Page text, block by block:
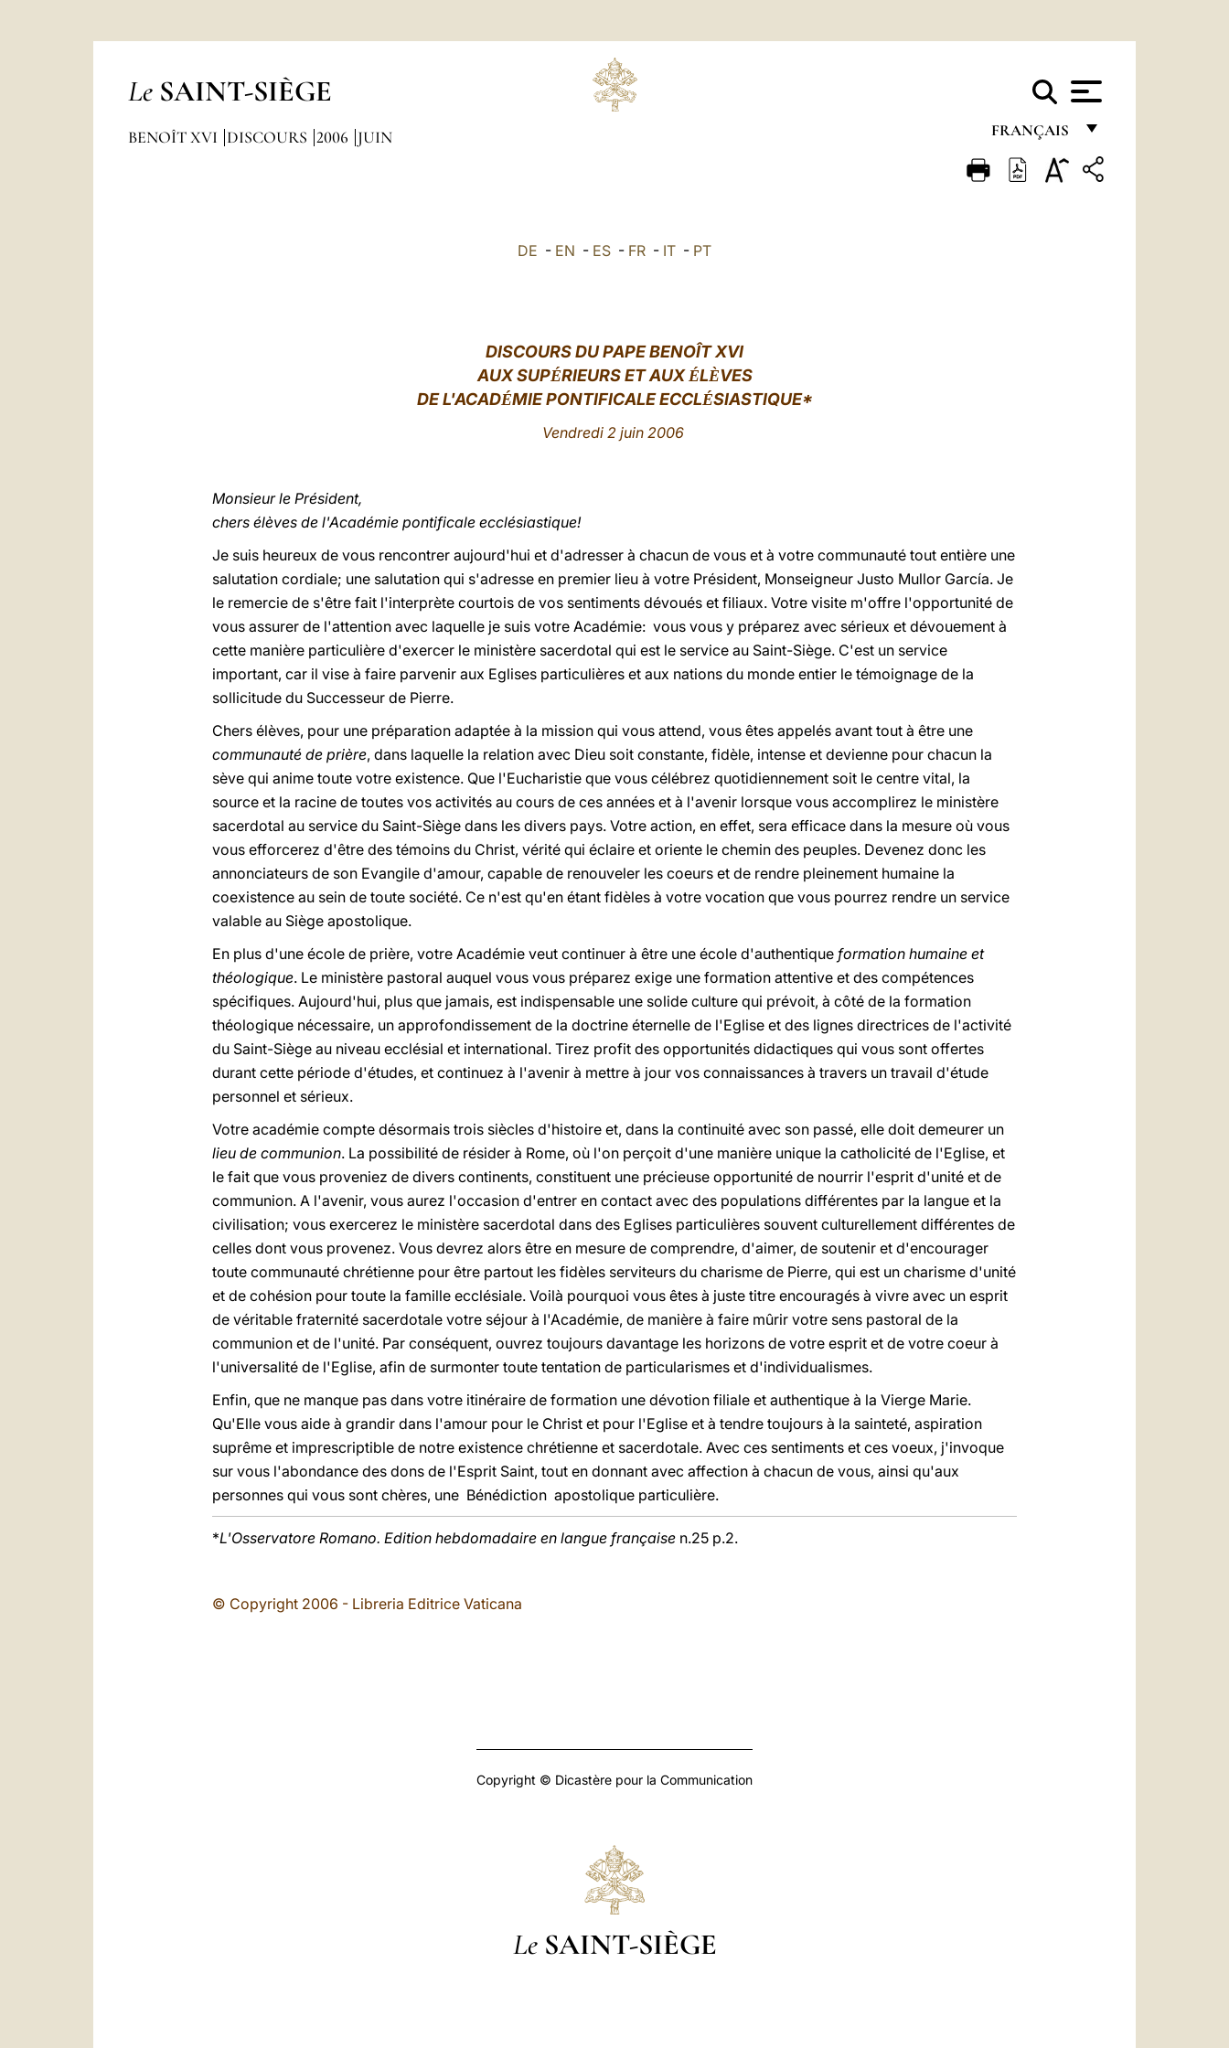
Le SAINT-SIÈGE
FRANÇAIS
FRANÇAIS
BENOÎT XVI DISCOURS 2006 JUIN
DE - EN - ES - FR - IT - PT
DISCOURS DU PAPE BENOÎT XVI
AUX SUPÉRIEURS ET AUXÉLÈVES
DE L'ACADÉMIE PONTIFICALE ECCLÉSIASTIQUE*
Vendredi 2 juin 2006
Monsieur le Président,
chers élèves de l'Académie pontificale ecclésiastique!
Je suis heureux de vous rencontrer aujourd'hui et d'adresser à chacun de vous et à votre communauté tout entière une
salutation cordiale; une salutation qui s'adresse en premier lieu à votre Président, Monseigneur Justo Mullor García. Je
le remercie de s'être fait l'interprète courtois de vos sentiments dévoués et filiaux. Votre visite m'offre l'opportunité de
vous assurer de l'attention avec laquelle je suis votre Académie: vous vous y préparez avec sérieux et dévouement à
cette manière particulière d'exercer le ministère sacerdotal qui est le service au Saint-Siège. C'est un service
important, car il vise à faire parvenir aux Eglises particulières et aux nations du monde entier le témoignage de la
sollicitude du Successeur de Pierre.
Chers élèves, pour une préparation adaptée à la mission qui vous attend, vous êtes appelés avant tout à être une
communauté de prière, dans laquelle la relation avec Dieu soit constante, fidèle, intense et devienne pour chacun la
sève qui anime toute votre existence. Que l'Eucharistie que vous célébrez quotidiennement soit le centre vital, la
source et la racine de toutes vos activités au cours de ces années et à l'avenir lorsque vous accomplirez le ministère
sacerdotal au service du Saint-Siège dans les divers pays. Votre action, en effet, sera efficace dans la mesure où vous
vous efforcerez d'être des témoins du Christ, vérité qui éclaire et oriente le chemin des peuples. Devenez donc les
annonciateurs de son Evangile d'amour, capable de renouveler les coeurs et de rendre pleinement humaine la
coexistence au sein de toute société. Ce n'est qu'en étant fidèles à votre vocation que vous pourrez rendre un service
valable au Siège apostolique.
En plus d'une école de prière, votre Académie veut continuer à être une école d'authentique formation humaine et
théologique. Le ministère pastoral auquel vous vous préparez exige une formation attentive et des compétences
spécifiques. Aujourd'hui, plus que jamais, est indispensable une solide culture qui prévoit, à côté de la formation
théologique nécessaire, un approfondissement de la doctrine éternelle de l'Eglise et des lignes directrices de l'activité
du Saint-Siège au niveau ecclésial et international. Tirez profit des opportunités didactiques qui vous sont offertes
durant cette période d'études, et continuez à l'avenir à mettre à jour vos connaissances à travers un travail d'étude
personnel et sérieux.
Votre académie compte désormais trois siècles d'histoire et, dans la continuité avec son passé, elle doit demeurer un
lieu de communion. La possibilité de résider à Rome, où l'on perçoit d'une manière unique la catholicité de l'Eglise, et
le fait que vous proveniez de divers continents, constituent une précieuse opportunité de nourrir l'esprit d'unité et de
communion. A l'avenir, vous aurez l'occasion d'entrer en contact avec des populations différentes par la langue et la
civilisation; vous exercerez le ministère sacerdotal dans des Eglises particulières souvent culturellement différentes de
celles dont vous provenez. Vous devrez alors être en mesure de comprendre, d'aimer, de soutenir et d'encourager
toute communauté chrétienne pour être partout les fidèles serviteurs du charisme de Pierre, qui est un charisme d'unité
et de cohésion pour toute la famille ecclésiale. Voilà pourquoi vous êtes à juste titre encouragés à vivre avec un esprit
de véritable fraternité sacerdotale votre séjour à l'Académie, de manière à faire mûrir votre sens pastoral de la
communion et de l'unité. Par conséquent, ouvrez toujours davantage les horizons de votre esprit et de votre coeur à
l'universalité de l'Eglise, afin de surmonter toute tentation de particularismes et d'individualismes.
Enfin, que ne manque pas dans votre itinéraire de formation une dévotion filiale et authentique à la Vierge Marie.
Qu'Elle vous aide à grandir dans l'amour pour le Christ et pour l'Eglise et à tendre toujours à la sainteté, aspiration
suprême et imprescriptible de notre existence chrétienne et sacerdotale. Avec ces sentiments et ces voeux, j'invoque
sur vous l'abondance des dons de l'Esprit Saint, tout en donnant avec affection à chacun de vous, ainsi qu'aux
personnes qui vous sont chères, une Bénédiction apostolique particulière.
*L'Osservatore Romano. Edition hebdomadaire en langue française n.25 p.2.
© Copyright 2006 - Libreria Editrice Vaticana
Copyright © Dicastère pour la Communication
Le SAINT-SIÈGE